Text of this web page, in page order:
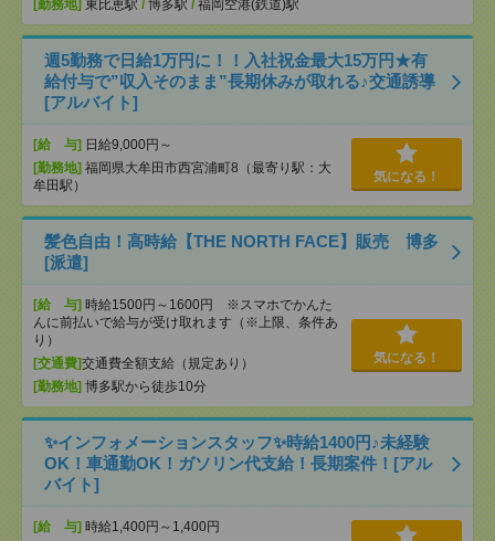
[勤務地] 東比恵駅 / 博多駅 / 福岡空港(鉄道)駅
週5勤務で日給1万円に！！入社祝金最大15万円★有
給付与で”収入そのまま”長期休みが取れる♪交通誘導
[アルバイト]
[給 与] 日給9,000円～
[勤務地] 福岡県大牟田市西宮浦町8（最寄り駅：大
牟田駅）
気になる！
髪色自由！高時給【THE NORTH FACE】販売 博多
[派遣]
[給 与] 時給1500円～1600円 ※スマホでかんた
んに前払いで給与が受け取れます（※上限、条件あ
り）
[交通費]交通費全額支給（規定あり）
[勤務地] 博多駅から徒歩10分
気になる！
✨インフォメーションスタッフ✨時給1400円♪未経験
OK！車通勤OK！ガソリン代支給！長期案件！[アル
バイト]
[給 与] 時給1,400円～1,400円